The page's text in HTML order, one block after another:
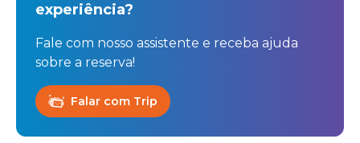
experiência?
Fale com nosso assistente e receba ajuda
sobre a reserva!
Falar com Trip